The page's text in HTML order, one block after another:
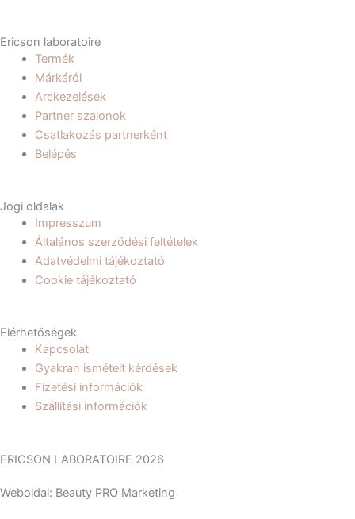
b
o
o
k
a
g
r
a
m
Ericson laboratoire
Termék
Márkáról
Arckezelések
Partner szalonok
Csatlakozás partnerként
Belépés
Jogi oldalak
Impresszum
Általános szerződési feltételek
Adatvédelmi tájékoztató
Cookie tájékoztató
Elérhetőségek
Kapcsolat
Gyakran ismételt kérdések
Fizetési információk
Szállítási információk
ERICSON LABORATOIRE 2026
Weboldal: Beauty PRO Marketing